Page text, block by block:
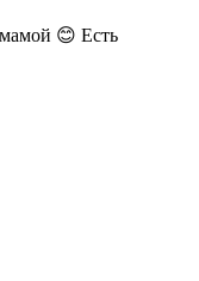
😊 Есть